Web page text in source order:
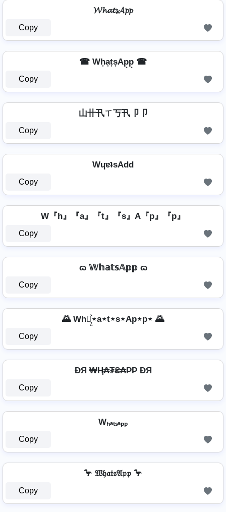
𝓦𝓱𝓪𝓽𝓼𝓐𝓹𝓹
Copy
☎ Wh͙a͙t͙s͙Ap͙p͙ ☎
Copy
山卄卂ㄒ丂卂卩卩
Copy
WɥɐʇsAdd
Copy
W『h』『a』『t』『s』A『p』『p』
Copy
ɷ 𝕎𝕙𝕒𝕥𝕤𝔸𝕡𝕡 ɷ
Copy
🌄 Wh⋆͎͍͐⋆a⋆t⋆s⋆Ap⋆p⋆ 🌄
Copy
ÐЯ ₩Ⱨ₳₮₴₳₱₱ ÐЯ
Copy
Wₕₐₜₛₐₚₚ
Copy
🦩 𝔚𝔥𝔞𝔱𝔰𝔄𝔭𝔭 🦩
Copy